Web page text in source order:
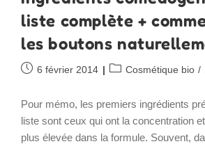
liste complète +
les boutons
Publication
6 février 2014
PostCosmétique bio /
Pour mémo, les premiers ingrédients
liste sont ceux qui ont la concentration
plus élevée dans la formule. Souvent,